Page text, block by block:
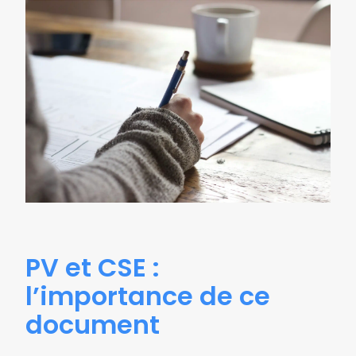
PV et CSE :
l’importance de ce
document